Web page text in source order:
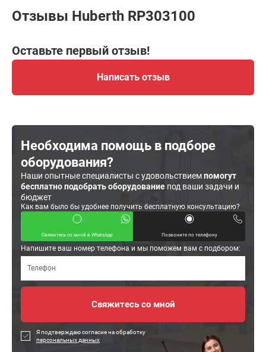
Отзывы Huberth RP303100
Оставьте первый отзыв!
Написать отзыв
Необходима помощь в подборе
оборудования?
Наши опытные специалисты с удовольствиемпомогут
бесплатно подобрать оборудование под ваши задачи и
бюджет
Как вам было бы удобнее получить бесплатную консультацию?
Свяжитесь со мной в WhatsApp Позвоните по телефону
Напишите ваш номер телефона и мы поможем вам с подбором:
Я подтверждаю согласие на обработку
персональных данных